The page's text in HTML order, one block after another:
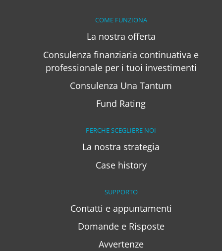
COME FUNZIONA
La nostra offerta
Consulenza finanziaria continuativa e
professionale per i tuoi investimenti
Consulenza Una Tantum
Fund Rating
PERCHE SCEGLIERE NOI
La nostra strategia
Case history
SUPPORTO
Contatti e appuntamenti
Domande e Risposte
Avvertenze